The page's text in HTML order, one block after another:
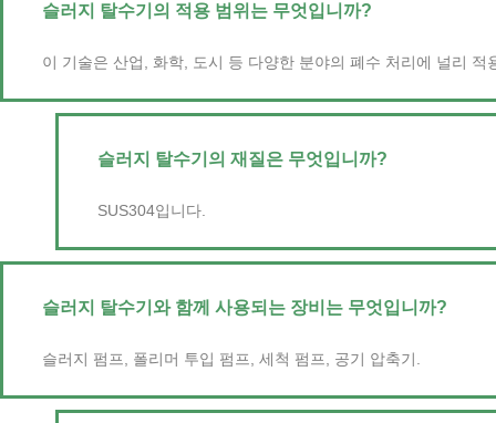
슬러지 탈수기의 적용 범위는 무엇입니까?
이 기술은 산업, 화학, 도시 등 다양한 분야의 폐수 처리에 널리 적
슬러지 탈수기의 재질은 무엇입니까?
SUS304입니다.
슬러지 탈수기와 함께 사용되는 장비는 무엇입니까?
슬러지 펌프, 폴리머 투입 펌프, 세척 펌프, 공기 압축기.